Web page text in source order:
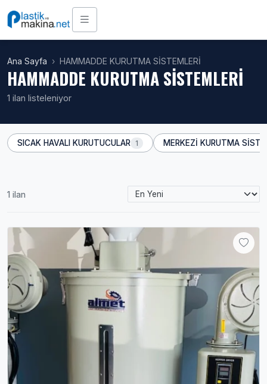
Ana Sayfa HAMMADDE KURUTMA SİSTEMLERİ
HAMMADDE KURUTMA SİSTEMLERİ
1 ilan listeleniyor
SICAK HAVALI KURUTUCULAR 1 MERKEZİ KURUTMA
1 ilan